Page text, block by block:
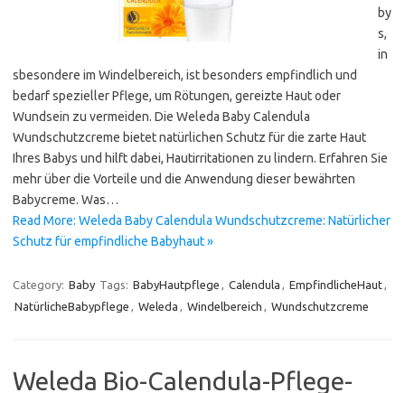
by
s,
in
sbesondere im Windelbereich, ist besonders empfindlich und
bedarf spezieller Pflege, um Rötungen, gereizte Haut oder
Wundsein zu vermeiden. Die Weleda Baby Calendula
Wundschutzcreme bietet natürlichen Schutz für die zarte Haut
Ihres Babys und hilft dabei, Hautirritationen zu lindern. Erfahren Sie
mehr über die Vorteile und die Anwendung dieser bewährten
Babycreme. Was…
Read More: Weleda Baby Calendula Wundschutzcreme: Natürlicher
Schutz für empfindliche Babyhaut »
Category: Baby Tags: BabyHautpflege , Calendula , EmpfindlicheHaut,
NatürlicheBabypflege , Weleda , Windelbereich , Wundschutzcreme
Weleda Bio-Calendula-Pflege-